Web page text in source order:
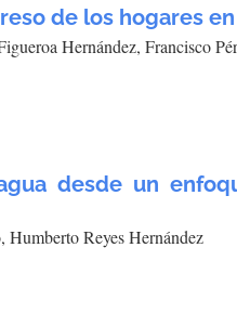
de los hogares
Hernández, Francisco
desde un
Reyes Hernández